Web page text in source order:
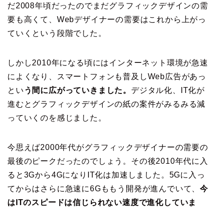
だ2008年頃だったのでまだグラフィックデザインの需
要も高くて、Webデザイナーの需要はこれから上がっ
ていくという段階でした。
しかし2010年になる頃にはインターネット環境が急速
によくなり、スマートフォンも普及しWeb広告があっ
とい う間に広がっていきました。 デジタル化、IT化が
進むとグラフィックデザインの紙の案件がみるみる減
っていくのを感じました。
今思えば2000年代がグラフィックデザイナーの需要の
最後のピークだったのでしょう。その後2010年代に入
ると3Gから4GになりIT化は加速しました。5Gに入っ
てからはさらに急速に6Gももう開発が進んでいて、今
はITのスピードは信じられない速度で進化していま